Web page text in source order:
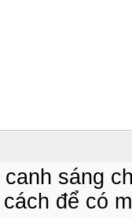
sáng
để có